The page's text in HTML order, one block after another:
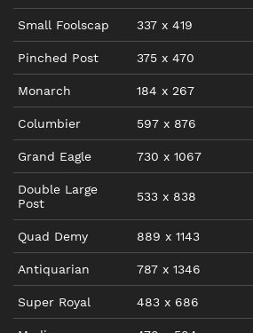
Small Foolscap 337 x 419
Pinched Post 375 x 470
Monarch 184 x 267
Columbier 597 x 876
Grand Eagle 730 x 1067
Double Large
Post
533 x 838
Quad Demy 889 x 1143
Antiquarian 787 x 1346
Super Royal 483 x 686